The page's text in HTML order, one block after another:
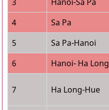
4
Sa Pa
5
Sa Pa-Hanoi
6
Hanoi- Ha Long
7 Ha Long-Hue